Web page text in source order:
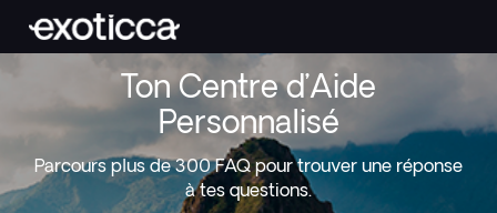
Ton Centre d’Aide
Personnalisé
Parcours plus de 300 FAQ pour trouver une réponse
à tes questions.